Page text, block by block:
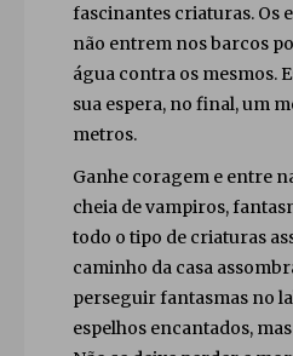
fascinantes criaturas. Os
não entrem nos barcos
água contra os mesmos.
sua espera, no final, um
metros.
Ganhe coragem e entre
cheia de vampiros,
todo o tipo de criaturas
caminho da casa
perseguir fantasmas no
espelhos encantados,